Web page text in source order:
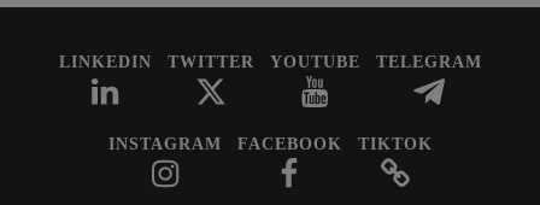
LINKEDIN TWITTER YOUTUBE TELEGRAM
INSTAGRAM FACEBOOK TIKTOK